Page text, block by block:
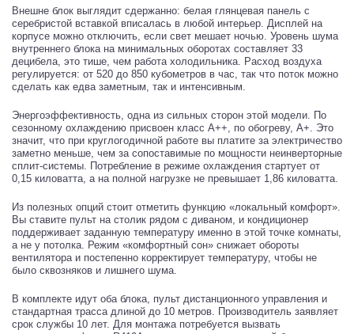
Внешне блок выглядит сдержанно: белая глянцевая панель с
серебристой вставкой вписалась в любой интерьер. Дисплей на
корпусе можно отключить, если свет мешает ночью. Уровень шума
внутреннего блока на минимальных оборотах составляет 33
децибела, это тише, чем работа холодильника. Расход воздуха
регулируется: от 520 до 850 кубометров в час, так что поток можно
сделать как едва заметным, так и интенсивным.
Энергоэффективность, одна из сильных сторон этой модели. По
сезонному охлаждению присвоен класс A++, по обогреву, A+. Это
значит, что при круглогодичной работе вы платите за электричество
заметно меньше, чем за сопоставимые по мощности неинверторные
сплит-системы. Потребление в режиме охлаждения стартует от
0,15 киловатта, а на полной нагрузке не превышает 1,86 киловатта.
Из полезных опций стоит отметить функцию «локальный комфорт».
Вы ставите пульт на столик рядом с диваном, и кондиционер
поддерживает заданную температуру именно в этой точке комнаты,
а не у потолка. Режим «комфортный сон» снижает обороты
вентилятора и постепенно корректирует температуру, чтобы не
было сквозняков и лишнего шума.
В комплекте идут оба блока, пульт дистанционного управления и
стандартная трасса длиной до 10 метров. Производитель заявляет
срок службы 10 лет. Для монтажа потребуется вызвать